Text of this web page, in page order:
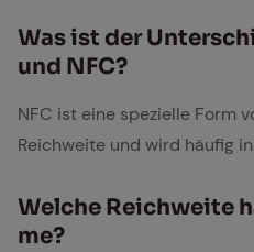
Was ist der
und NFC?
NFC ist eine spezielle Form
Reichweite und wird häufig
Wel­che Reich­wei­te
me?